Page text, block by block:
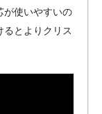
が使いやすいの
るとよりクリス